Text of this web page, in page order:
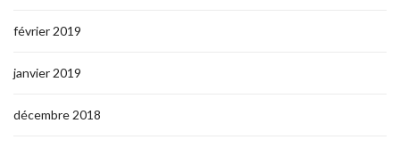
février 2019
janvier 2019
décembre 2018